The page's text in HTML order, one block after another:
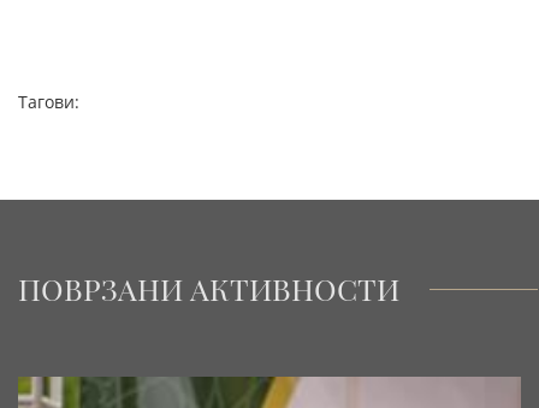
Тагови:
ПОВРЗАНИ АКТИВНОСТИ